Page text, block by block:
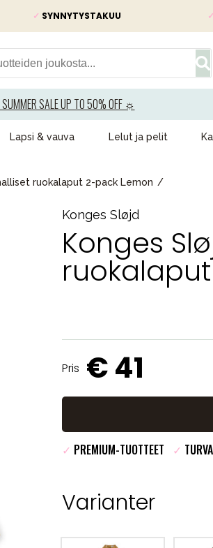
✓ SYNNYTYSTAKUU ✓
SALE UP TO 50% OFF ☼
Lapsi & vauva Lelut ja pelit
ruokalaput 2-pack Lemon
Konges Sløjd
Konges
Pris € 41
✓ PREMIUM-TUOTTEET ✓
Varianter